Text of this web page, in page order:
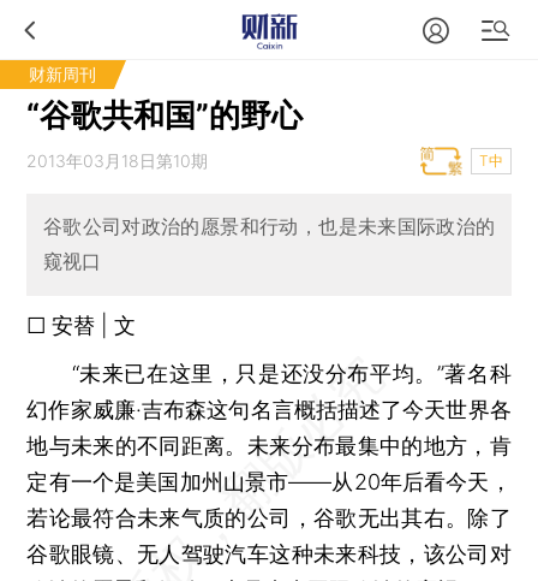
财新周刊
“谷歌共和国”的野心
2013年03月18日第10期 T中
谷歌公司对政治的愿景和行动，也是未来国际政治的
窥视口
□ 安替 | 文
“未来已在这里，只是还没分布平均。”著名科
幻作家威廉·吉布森这句名言概括描述了今天世界各
地与未来的不同距离。未来分布最集中的地方，肯
定有一个是美国加州山景市——从20年后看今天，
若论最符合未来气质的公司，谷歌无出其右。除了
谷歌眼镜、无人驾驶汽车这种未来科技，该公司对